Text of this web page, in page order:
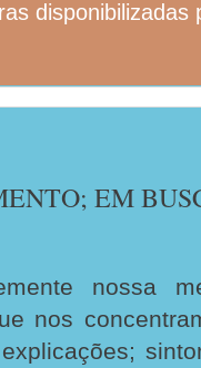
disponibilizadas
EM
nossa
nos